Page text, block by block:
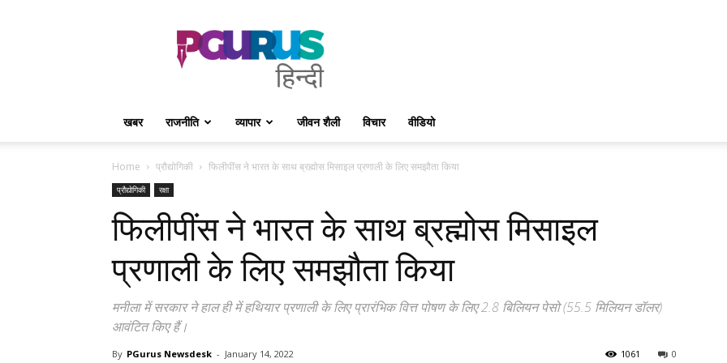
PGurus
Hindi
खबर राजनीति व्यापार जीवन शैली विचार वीडियो
Home प्रौद्योगिकी फिलीपींस ने भारत के साथ ब्रह्मोस मिसाइल प्रणाली के लिए समझौता किया
प्रौद्योगिकी रक्षा
फिलीपींस ने भारत के साथ ब्रह्मोस मिसाइल
प्रणाली के लिए समझौता किया
मनीला में सरकार ने हाल ही में हथियार प्रणाली के लिए प्रारंभिक वित्त पोषण के लिए 2.8 बिलियन पेसो (55.5 मिलियन डॉलर)
आवंटित किए हैं।
By PGurus Newsdesk - January 14, 2022 0
1061